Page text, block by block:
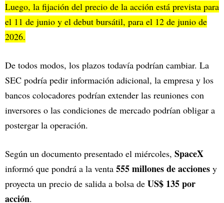
Luego, la fijación del precio de la acción está prevista para
el 11 de junio y el debut bursátil, para el 12 de junio de
2026.
De todos modos, los plazos todavía podrían cambiar. La
SEC podría pedir información adicional, la empresa y los
bancos colocadores podrían extender las reuniones con
inversores o las condiciones de mercado podrían obligar a
postergar la operación.
Según un documento presentado el miércoles, SpaceX
informó que pondrá a la venta 555 millones de acciones y
proyecta un precio de salida a bolsa de US$ 135 por
acción.